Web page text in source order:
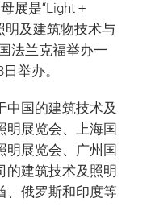
展是“Light +
明及建筑物技术与
法兰克福举办一
举办。
中国的建筑技术及
明展览会、上海国
明展览会、广州国
的建筑技术及照明
、俄罗斯和印度等